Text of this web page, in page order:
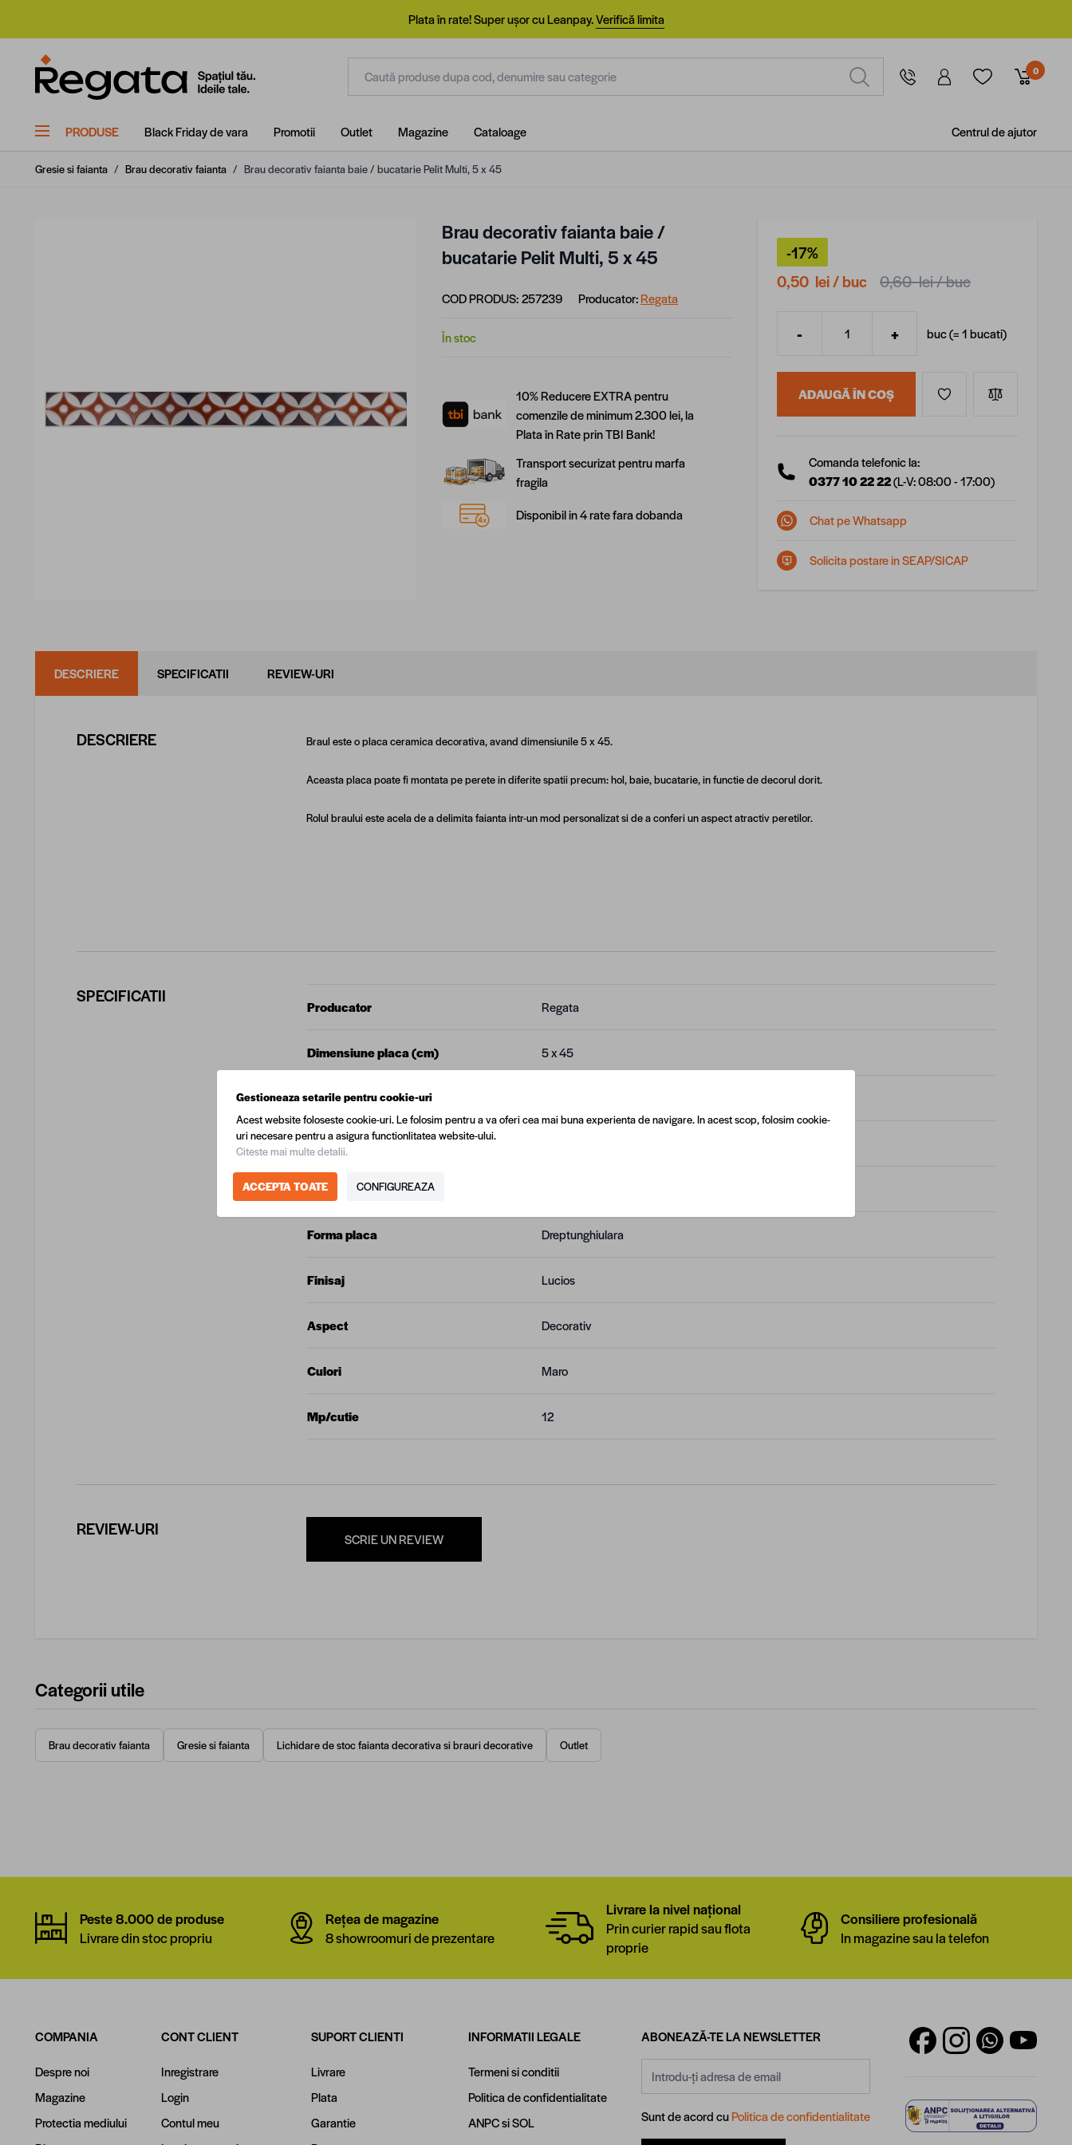
Plata în rate! Super ușor cu Leanpay.Verifică limita
0
PRODUSE Black Friday de vara Promotii Outlet Magazine Cataloage Centrul de ajutor
Gresie si faianta / Brau decorativ faianta / Brau decorativ faianta baie / bucatarie Pelit Multi, 5 x 45
Brau decorativ faianta baie /
bucatarie Pelit Multi, 5 x 45
COD PRODUS:257239 Producator:Regata
În stoc
10% Reducere EXTRA pentru
comenzile de minimum 2.300 lei, la
Plata în Rate prin TBI Bank!
Transport securizat pentru marfa
fragila
Disponibil in 4 rate fara dobanda
-17%
0,50 lei/ buc 0,60 lei/ buc
Cantitate
- + buc (=1bucati)
ADAUGĂ ÎN COȘ
Comanda telefonic la:
0377 10 22 22(L-V: 08:00 - 17:00)
Chat pe Whatsapp
Solicita postare in SEAP/SICAP
DESCRIERE SPECIFICATII REVIEW-URI
DESCRIERE Braul este o placa ceramica decorativa, avand dimensiunile 5 x 45.
Aceasta placa poate fi montata pe perete in diferite spatii precum: hol, baie, bucatarie, in functie de decorul dorit.
Rolul braului este acela de a delimita faianta intr-un mod personalizat si de a conferi un aspect atractiv peretilor.
SPECIFICATII
Producator Regata
Dimensiune placa (cm) 5 x 45
Lungime placa (mm)
Latime placa (mm)
Utilizare
Forma placa Dreptunghiulara
Finisaj Lucios
Aspect Decorativ
Culori Maro
Mp/cutie 12
REVIEW-URI SCRIE UN REVIEW
Categorii utile
Brau decorativ faianta Gresie si faianta Lichidare de stoc faianta decorativa si brauri decorative Outlet
Peste 8.000 de produse
Livrare din stoc propriu
Rețea de magazine
8 showroomuri de prezentare
Livrare la nivel național
Prin curier rapid sau flota
proprie
Consiliere profesională
In magazine sau la telefon
COMPANIA
Despre noi
Magazine
Protectia mediului
CONT CLIENT
Inregistrare
Login
Contul meu
SUPORT CLIENTI
Livrare
Plata
Garantie
INFORMATII LEGALE
Termeni si conditii
Politica de confidentialitate
ANPCsiSOL
ABONEAZĂ-TE LA NEWSLETTER
Sunt de acord cuPolitica de confidentialitate
Gestioneaza setarile pentru cookie-uri
Acest website foloseste cookie-uri. Le folosim pentru a va oferi cea mai buna experienta de navigare. In acest scop, folosim cookie-
uri necesare pentru a asigura functionlitatea website-ului.
Citeste mai multe detalii.
ACCEPTA TOATE CONFIGUREAZA